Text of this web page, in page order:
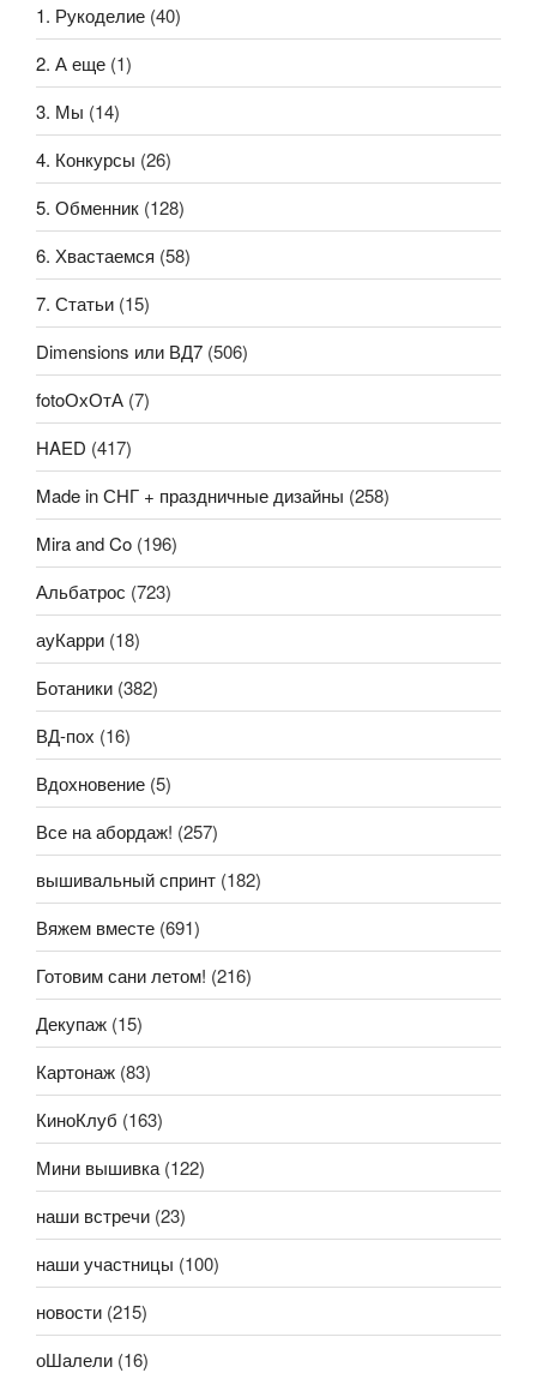
1. Рукоделие (40)
2. А еще (1)
3. Мы (14)
4. Конкурсы (26)
5. Обменник (128)
6. Хвастаемся (58)
7. Статьи (15)
Dimensions или ВД7 (506)
fotoОхОтА (7)
HAED (417)
Made in СНГ + праздничные дизайны (258)
Mira and Co (196)
Альбатрос (723)
ауКарри (18)
Ботаники (382)
ВД-пох (16)
Вдохновение (5)
Все на абордаж! (257)
вышивальный спринт (182)
Вяжем вместе (691)
Готовим сани летом! (216)
Декупаж (15)
Картонаж (83)
КиноКлуб (163)
Мини вышивка (122)
наши встречи (23)
наши участницы (100)
новости (215)
оШалели (16)